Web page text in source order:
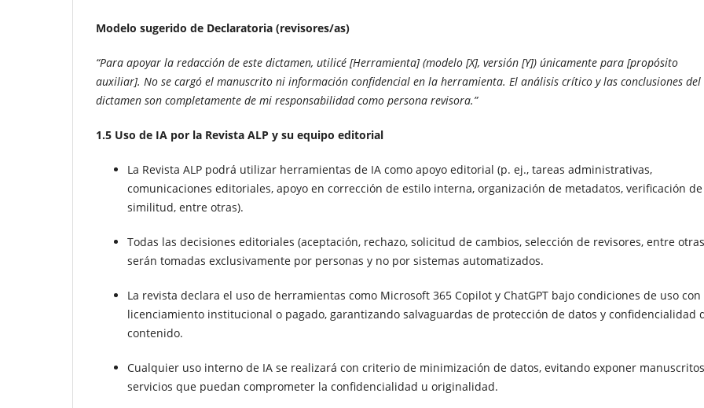
Modelo sugerido de Declaratoria (revisores/as)
“Para apoyar la redacción de este dictamen, utilicé [Herramienta] (modelo [X], versión [Y]) únicamente para [propósito
auxiliar]. No se cargó el manuscrito ni información confidencial en la herramienta. El análisis crítico y las conclusiones del
dictamen son completamente de mi responsabilidad como persona revisora.”
1.5 Uso de IA por la Revista ALP y su equipo editorial
La Revista ALP podrá utilizar herramientas de IA como apoyo editorial (p. ej., tareas administrativas,
comunicaciones editoriales, apoyo en corrección de estilo interna, organización de metadatos, verificación de
similitud, entre otras).
Todas las decisiones editoriales (aceptación, rechazo, solicitud de cambios, selección de revisores, entre
serán tomadas exclusivamente por personas y no por sistemas automatizados.
La revista declara el uso de herramientas como Microsoft 365 Copilot y ChatGPT bajo condiciones de uso con
licenciamiento institucional o pagado, garantizando salvaguardas de protección de datos y confidencialidad
contenido.
Cualquier uso interno de IA se realizará con criterio de minimización de datos, evitando exponer
servicios que puedan comprometer la confidencialidad u originalidad.